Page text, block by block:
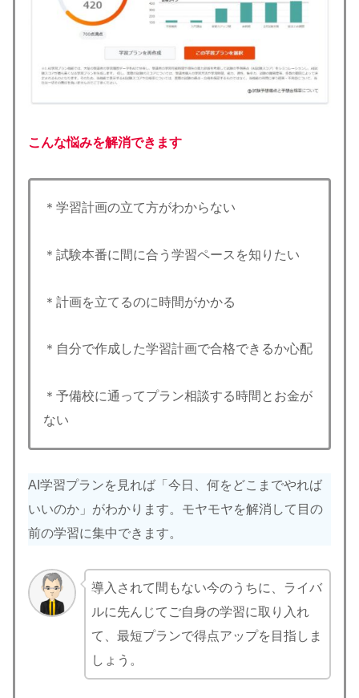
こんな悩みを解消できます
＊学習計画の立て方がわからない
＊試験本番に間に合う学習ペースを知りたい
＊計画を立てるのに時間がかかる
＊自分で作成した学習計画で合格できるか心配
＊予備校に通ってプラン相談する時間とお金が
ない
AI学習プランを見れば「今日、何をどこまでやれば
いいのか」がわかります。モヤモヤを解消して目の
前の学習に集中できます。
導入されて間もない今のうちに、ライバ
ルに先んじてご自身の学習に取り入れ
て、最短プランで得点アップを目指しま
しょう。